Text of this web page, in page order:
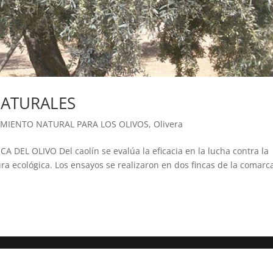
NATURAL PARA LOS OLIVOS, Olivera
DEL OLIVO Del caolín se evalúa la eficacia en la lucha contra la
ecológica. Los ensayos se realizaron en dos fincas de la